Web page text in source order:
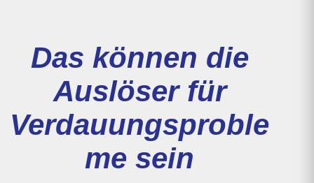
Das können die
Auslöser für
Verdauungsproble
me sein